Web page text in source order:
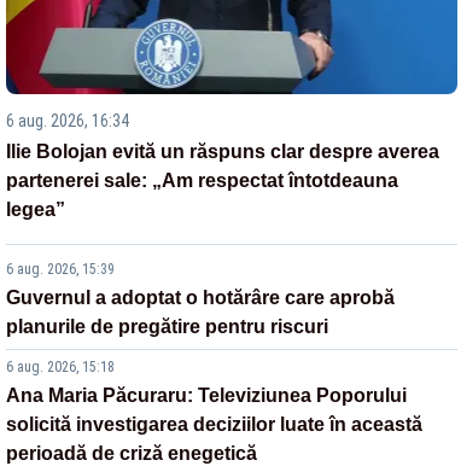
6 aug. 2026, 16:34
Ilie Bolojan evită un răspuns clar despre averea
partenerei sale: „Am respectat întotdeauna
legea”
6 aug. 2026, 15:39
Guvernul a adoptat o hotărâre care aprobă
planurile de pregătire pentru riscuri
6 aug. 2026, 15:18
Ana Maria Păcuraru: Televiziunea Poporului
solicită investigarea deciziilor luate în această
perioadă de criză enegetică